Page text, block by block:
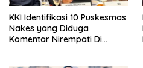
KKI Identifikasi 10 Puskesmas
Nakes yang Diduga
Komentar Nirempati Di